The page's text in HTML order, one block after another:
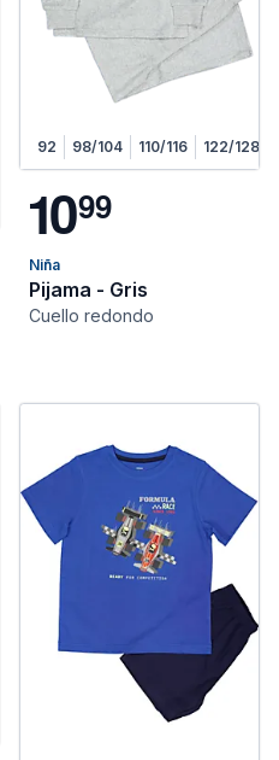
92 98/104 110/116 122/128
1099
Niña
Pijama - Gris
Cuello redondo